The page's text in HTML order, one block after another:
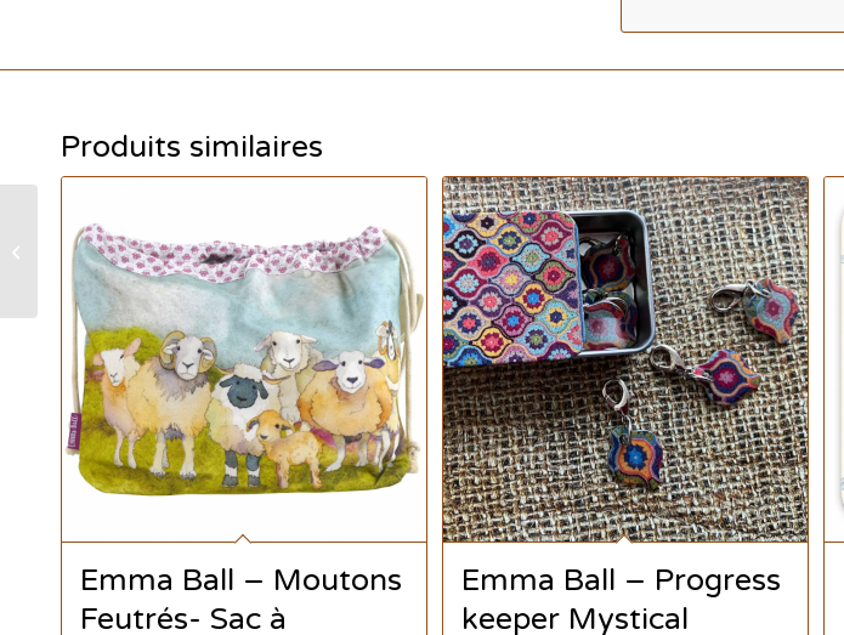
Produits similaires
Emma Ball – Moutons
Feutrés- Sac à
Emma Ball – Progress
keeper Mystical
Mug Paw Club en
porcelaine fine – Coffret
cadeau – Emma Ball